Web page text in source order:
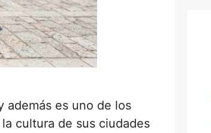
además es uno de los
cultura de sus ciudades